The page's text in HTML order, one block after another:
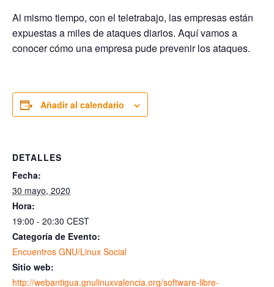
Al mismo tiempo, con el teletrabajo, las empresas están
expuestas a miles de ataques diarios. Aquí vamos a
conocer cómo una empresa pude prevenir los ataques.
Añadir al calendario
DETALLES
Fecha:
30 mayo, 2020
Hora:
19:00 - 20:30 CEST
Categoría de Evento:
Encuentros GNU/Linux Social
Sitio web:
http://webantigua.gnulinuxvalencia.org/software-libre-